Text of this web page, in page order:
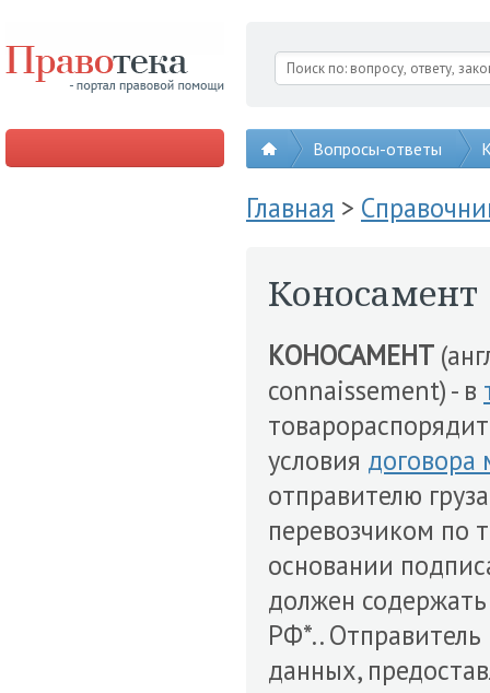
Вопросы-ответы
Главная >
Коносамент
КОНОСАМЕНТ
connaissement) - в
условия договора
отправителю
перевозчиком по
основании
должен
РФ*.. Отправитель
данных,